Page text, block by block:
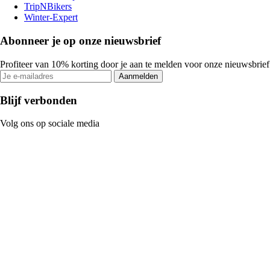
TripNBikers
Winter-Expert
Abonneer je op onze nieuwsbrief
Profiteer van 10% korting door je aan te melden voor onze nieuwsbrief
Aanmelden
Blijf verbonden
Volg ons op sociale media